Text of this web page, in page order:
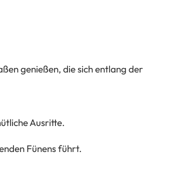
genießen, die sich entlang der
Ausritte.
Fünens führt.